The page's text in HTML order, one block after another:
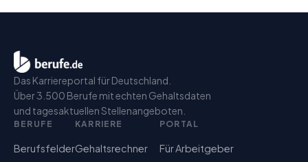
Das Karriereportal für Deutschland.
Über 3.500 Berufe mit echten Gehaltsdaten
und tagesaktuellen Stellenangeboten.
BERUFE
Berufsfelder
KARRIERE
Gehaltsrechner
PORTAL
Für Arbeitgeber